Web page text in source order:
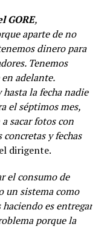
GORE,
aparte de no
dinero para
Tenemos
adelante.
la fecha nadie
el séptimos mes,
sacar fotos con
y fechas
dirigente.
el consumo de
un sistema como
es entregar
porque la